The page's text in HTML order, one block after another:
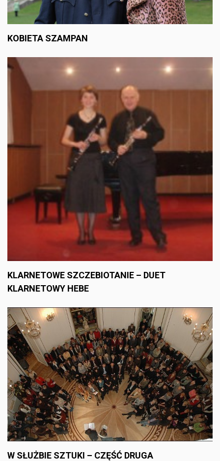
KOBIETA SZAMPAN
KLARNETOWE SZCZEBIOTANIE – DUET
KLARNETOWY HEBE
W SŁUŻBIE SZTUKI – CZĘŚĆ DRUGA